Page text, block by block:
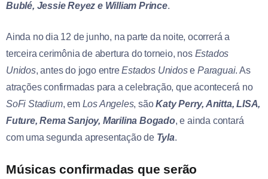
Bublé, Jessie Reyez e William Prince.
Ainda no dia 12 de junho, na parte da noite, ocorrerá a
terceira cerimônia de abertura do torneio, nos Estados
Unidos, antes do jogo entreEstados UnidoseParaguai. As
atrações confirmadas para a celebração, que acontecerá no
SoFi Stadium, em Los Angeles, sãoKaty Perry, Anitta, LISA,
Future, Rema Sanjoy, Marilina Bogado, e ainda contará
com uma segunda apresentação de Tyla.
Músicas confirmadas que serão